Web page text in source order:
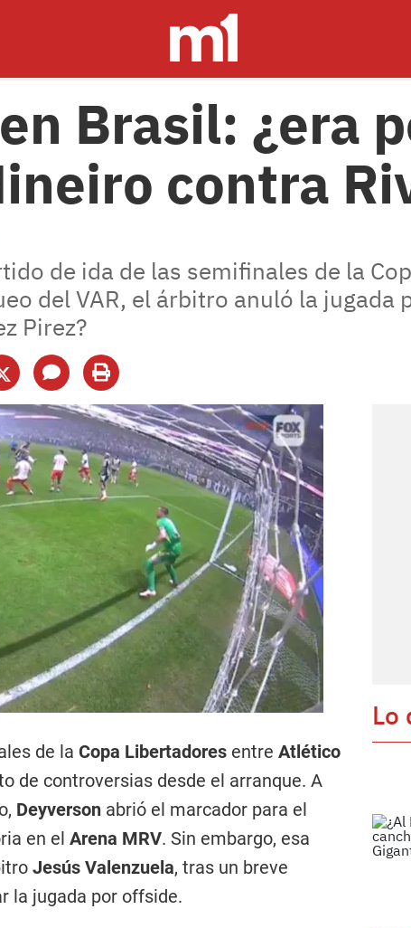
Brasil: ¿era
contra
de ida de las semifinales de la
del VAR, el árbitro anuló la jugada
Pirez?
de la Copa Libertadores entre Atlético
de controversias desde el arranque. A
Deyverson abrió el marcador para el
en el Arena MRV. Sin embargo, esa
Jesús Valenzuela, tras un breve
la jugada por offside.
Lo